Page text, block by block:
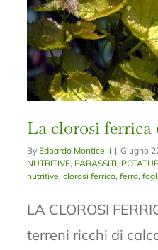
La clorosi ferrica
By Edoardo Monticelli | Giugno
NUTRITIVE, PARASSITI,
nutritive,clorosi ferrica,ferro,
LA CLOROSI
terreni ricchi di